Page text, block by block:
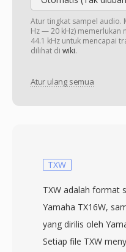
Atur tingkat sampel audio.
Hz — 20 kHz) memerlukan
44.1 kHz untuk mencapai
dilihat di wiki.
Atur ulang semua
TXW
TXW adalah format
Yamaha TX16W,
yang dirilis oleh
Setiap file TXW